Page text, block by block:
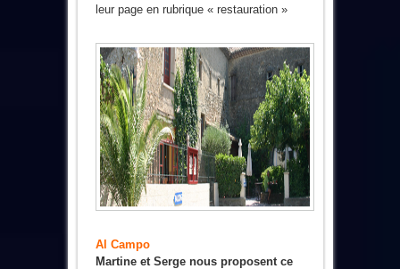
leur page en rubrique « restauration »
Al Campo
Martine et Serge nous proposent ce